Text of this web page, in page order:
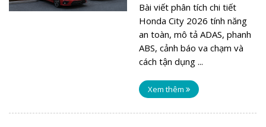
Bài viết phân tích chi tiết
Honda City 2026 tính năng
an toàn, mô tả ADAS, phanh
ABS, cảnh báo va chạm và
cách tận dụng ...
Xem thêm